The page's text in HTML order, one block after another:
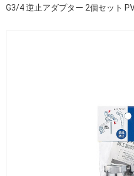
G3/4 逆止アダプター 2個セット